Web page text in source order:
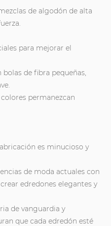
de algodón de alta
para mejorar el
de fibra pequeñas,
permanezcan
es minucioso y
de moda actuales con
edredones elegantes y
de vanguardia y
que cada edredón esté